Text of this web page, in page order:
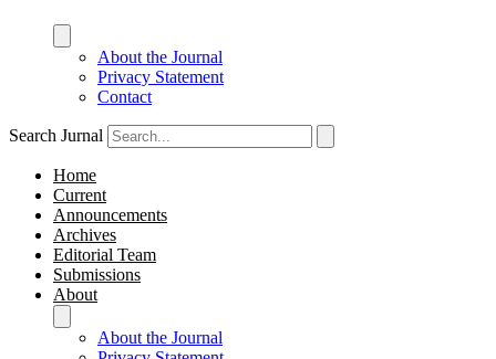
About the Journal
Privacy Statement
Contact
Search Jurnal
Home
Current
Announcements
Archives
Editorial Team
Submissions
About
About the Journal